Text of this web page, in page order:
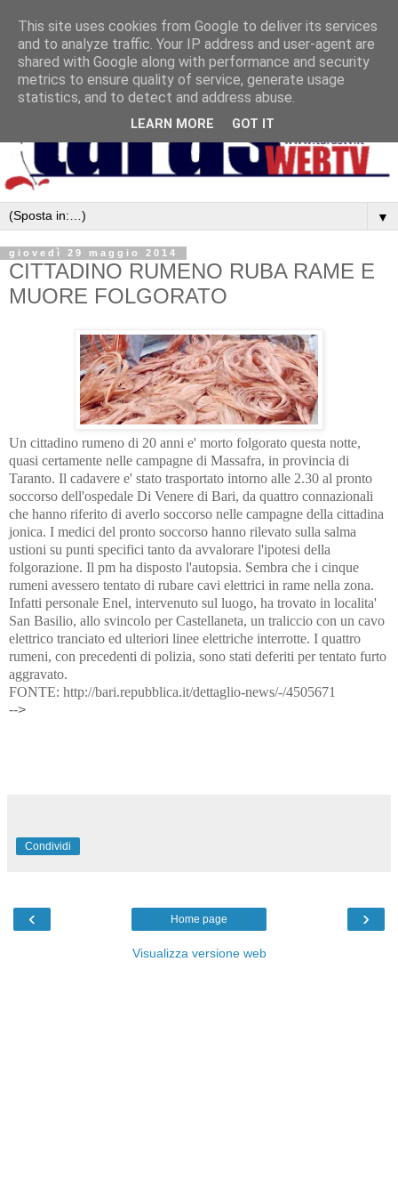
▼
giovedì 29 maggio 2014
CITTADINO RUMENO RUBA RAME E
MUORE FOLGORATO
Un cittadino rumeno di 20 anni e' morto folgorato questa notte,
quasi certamente nelle campagne di Massafra, in provincia di
Taranto. Il cadavere e' stato trasportato intorno alle 2.30 al pronto
soccorso dell'ospedale Di Venere di Bari, da quattro connazionali
che hanno riferito di averlo soccorso nelle campagne della cittadina
jonica. I medici del pronto soccorso hanno rilevato sulla salma
ustioni su punti specifici tanto da avvalorare l'ipotesi della
folgorazione. Il pm ha disposto l'autopsia. Sembra che i cinque
rumeni avessero tentato di rubare cavi elettrici in rame nella zona.
Infatti personale Enel, intervenuto sul luogo, ha trovato in localita'
San Basilio, allo svincolo per Castellaneta, un traliccio con un cavo
elettrico tranciato ed ulteriori linee elettriche interrotte. I quattro
rumeni, con precedenti di polizia, sono stati deferiti per tentato furto
aggravato.
FONTE: http://bari.repubblica.it/dettaglio-news/-/4505671
-->
Condividi
‹ ›
Home page
Visualizza versione web
This site uses cookies from Google to deliver its services
and to analyze traffic. Your IP address and user-agent are
shared with Google along with performance and security
metrics to ensure quality of service, generate usage
statistics, and to detect and address abuse.
LEARN MORE GOT IT